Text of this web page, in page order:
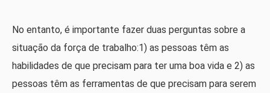
No entanto, é importante fazer duas perguntas sobre a
situação da força de trabalho:1) as pessoas têm as
habilidades de que precisam para ter uma boa vida e 2) as
pessoas têm as ferramentas de que precisam para serem